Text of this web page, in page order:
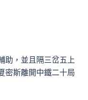
助，並且隔三岔五上
密斯離開中鐵二十局